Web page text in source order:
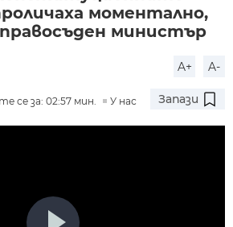
моментално,
министър
A+ A-
се за: 02:57 мин. У нас Запази